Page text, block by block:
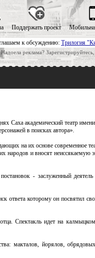
к обсуждению: Трилогия
Надоела реклама?
Поддержать проект
Саха академический театр
в поисках автора».
на их основе современное
народов и вносят неиссякаемую
- заслуженный деятель
ответа которому он посвятил
Спектакль идет на
макталов, йорялов,